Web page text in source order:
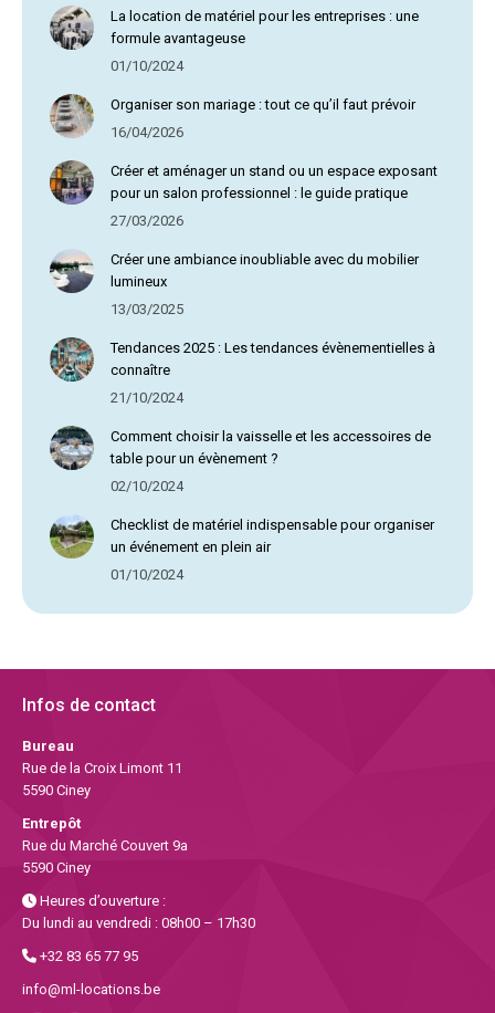
La location de matériel pour les entreprises : une
formule avantageuse
01/10/2024
Organiser son mariage : tout ce qu’il faut prévoir
16/04/2026
Créer et aménager un stand ou un espace exposant
pour un salon professionnel : le guide pratique
27/03/2026
Créer une ambiance inoubliable avec du mobilier
lumineux
13/03/2025
Tendances 2025 : Les tendances évènementielles à
connaître
21/10/2024
Comment choisir la vaisselle et les accessoires de
table pour un évènement ?
02/10/2024
Checklist de matériel indispensable pour organiser
un événement en plein air
01/10/2024
Infos de contact
Bureau
Rue de la Croix Limont 11
5590 Ciney
Entrepôt
Rue du Marché Couvert 9a
5590 Ciney
Heures d’ouverture :
Du lundi au vendredi : 08h00 – 17h30
+32 83 65 77 95
info@ml-locations.be